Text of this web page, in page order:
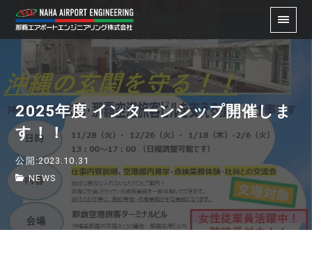
2025年度 インターンシップ開催しま
す！！
公開:2023.10.31
NEWS